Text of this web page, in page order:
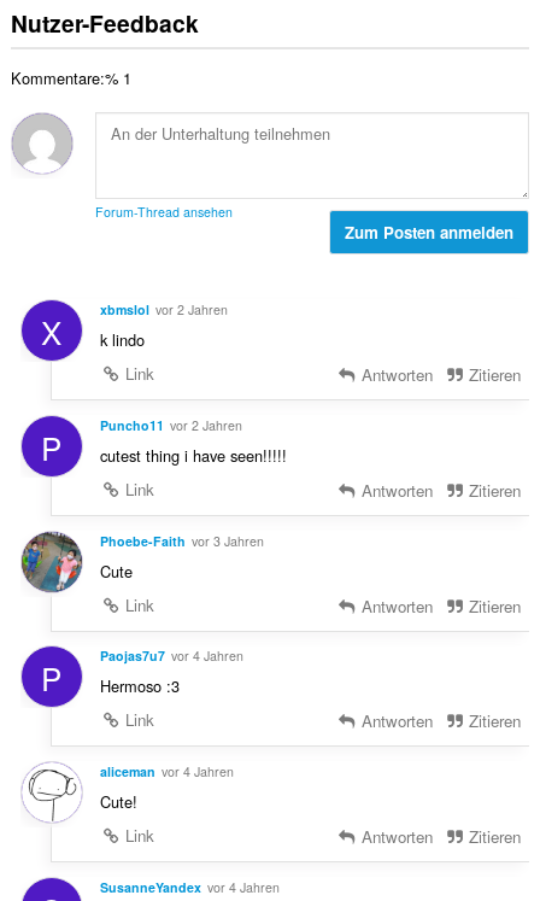
Nutzer-Feedback
Kommentare:% 1
Forum-Thread ansehen
Zum Posten anmelden
X xbmslol vor 2 Jahren
k lindo
Link
Antworten Zitieren
P Puncho11 vor 2 Jahren
cutest thing i have seen!!!!!
Link
Antworten Zitieren
Phoebe-Faith vor 3 Jahren
Cute
Link
Antworten Zitieren
P Paojas7u7 vor 4 Jahren
Hermoso :3
Link
Antworten Zitieren
aliceman vor 4 Jahren
Cute!
Link
Antworten Zitieren
SusanneYandex vor 4 Jahren